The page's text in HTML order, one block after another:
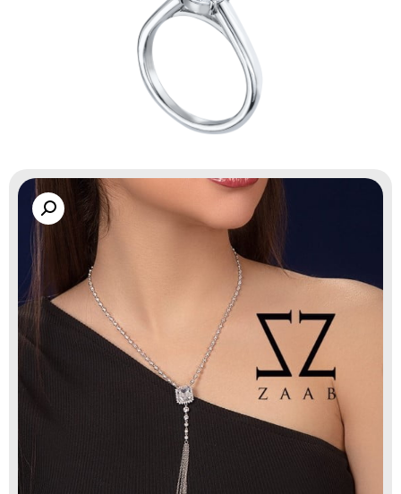
گالری زاب سیلور